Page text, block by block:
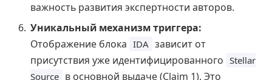
важность развития экспертности авторов.
Уникальный механизм триггера:
Отображение блока IDA зависит от
присутствия уже идентифицированного Stellar
Source в основной выдаче (Claim 1). Это